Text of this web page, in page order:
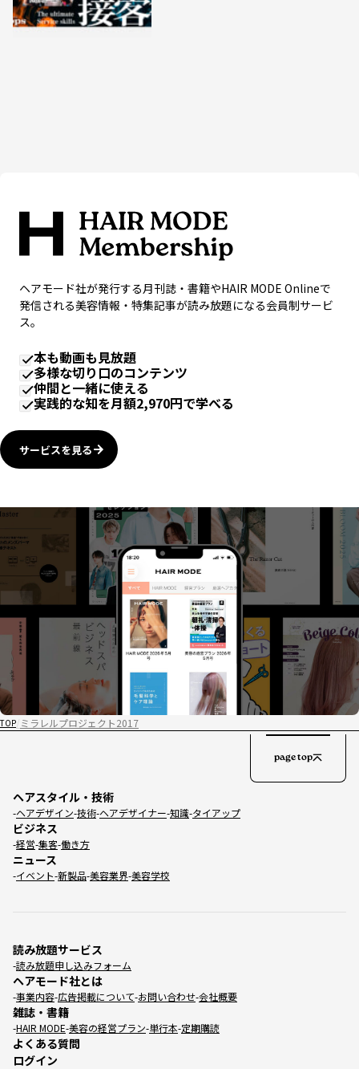
ヘアモード社が発行する月刊誌・書籍やHAIR MODE Onlineで
発信される美容情報・特集記事が読み放題になる会員制サービ
ス。
本も動画も見放題
多様な切り口のコンテンツ
仲間と一緒に使える
実践的な知を月額2,970円で学べる
サービスを見る
TOP ミラレルプロジェクト2017
ヘアスタイル・技術
ヘアデザイン 技術 ヘアデザイナー 知識 タイアップ
ビジネス
経営 集客 働き方
ニュース
イベント 新製品 美容業界 美容学校
読み放題サービス
読み放題申し込みフォーム
ヘアモード社とは
事業内容 広告掲載について お問い合わせ 会社概要
雑誌・書籍
HAIR MODE 美容の経営プラン 単行本 定期購読
よくある質問
ログイン
page top